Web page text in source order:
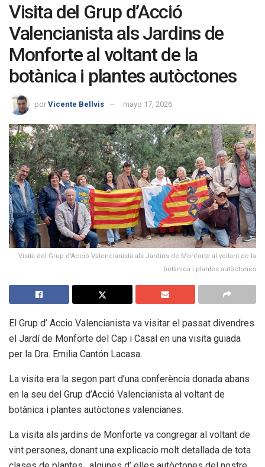
Visita del Grup d’Acció
Valencianista als Jardins de
Monforte al voltant de la
botànica i plantes autòctones
por Vicente Bellvis mayo 17, 2026
Visita del Grup d'Acció Valencianista als Jardins de Monforte al voltant de la
botànica i plantes autòctones
El Grup d’ Accio Valencianista va visitar el passat divendres
el Jardí de Monforte del Cap i Casal en una visita guiada
per la Dra. Emilia Cantón Lacasa.
La visita era la segon part d’una conferència donada abans
en la seu del Grup d’Acció Valencianista al voltant de
botànica i plantes autòctones valencianes.
La visita als jardins de Monforte va congregar al voltant de
vint persones, donant una explicacio molt detallada de tota